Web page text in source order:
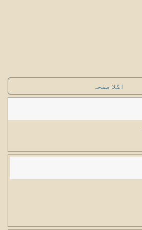
اگلا صفحہ